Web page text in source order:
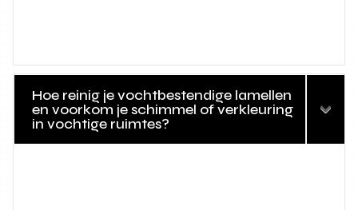
Hoe reinig je vochtbestendige lamellen
en voorkom je schimmel of verkleuring
in vochtige ruimtes?